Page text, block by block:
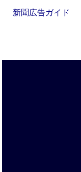
新聞広告ガイド